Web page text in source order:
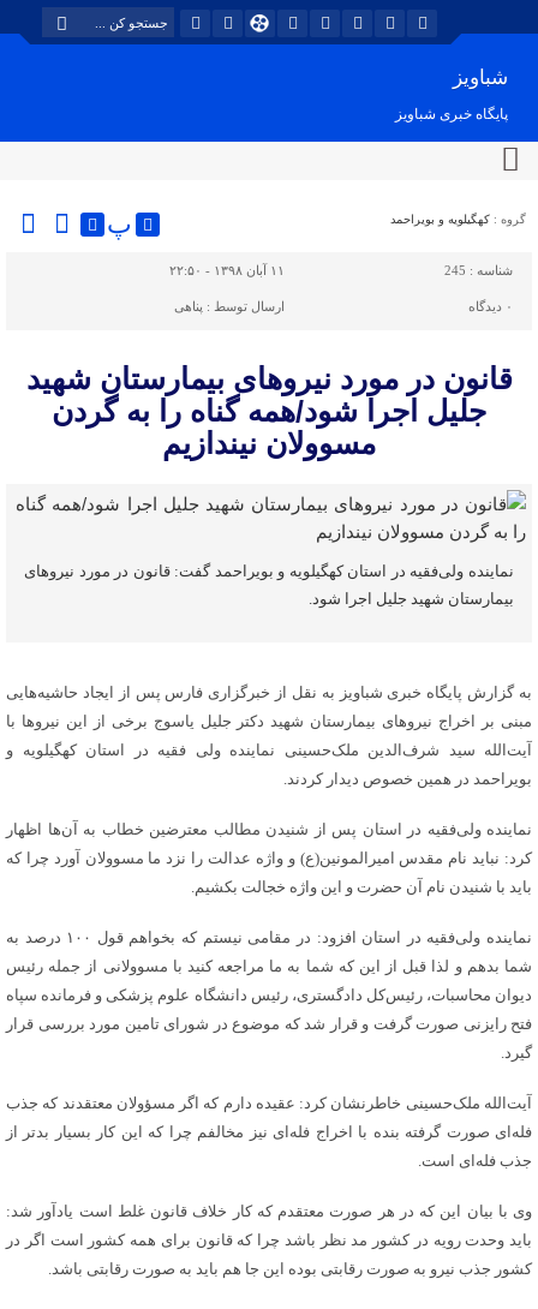
شباویز
پایگاه خبری شباویز
گروه : کهگیلویه و بویراحمد پ
شناسه : 245 ۱۱ آبان ۱۳۹۸ - ۲۲:۵۰
۰ دیدگاه ارسال توسط : پناهی
قانون در مورد نیروهای بیمارستان شهید
جلیل اجرا شود/همه گناه را به گردن
مسوولان نیندازیم
نماینده ولی‌فقیه در استان کهگیلویه و بویراحمد گفت: قانون در مورد نیروهای
بیمارستان شهید جلیل اجرا شود.
به گزارش پایگاه خبری شباویز به نقل از خبرگزاری فارس پس از ایجاد حاشیه‌هایی
مبنی بر اخراج نیروهای بیمارستان شهید دکتر جلیل یاسوج برخی از این نیروها با
آیت‌الله سید شرف‌الدین ملک‌حسینی نماینده ولی فقیه در استان کهگیلویه و
بویراحمد در همین خصوص دیدار کردند.
نماینده ولی‌فقیه در استان پس از شنیدن مطالب معترضین خطاب به آن‌ها اظهار
کرد: نباید نام مقدس امیرالمونین(ع) و واژه عدالت را نزد ما مسوولان آورد چرا که
باید با شنیدن نام آن حضرت و این واژه خجالت بکشیم.
نماینده ولی‌فقیه در استان افزود: در مقامی نیستم که بخواهم قول ۱۰۰ درصد به
شما بدهم و لذا قبل از این که شما به ما مراجعه کنید با مسوولانی از جمله رئیس
دیوان محاسبات، رئیس‌کل دادگستری، رئیس دانشگاه علوم پزشکی و فرمانده سپاه
فتح رایزنی صورت گرفت و قرار شد که موضوع در شورای تامین مورد بررسی قرار
گیرد.
آیت‌الله ملک‌حسینی خاطرنشان کرد: عقیده دارم که اگر مسؤولان معتقدند که جذب
فله‌ای صورت گرفته بنده با اخراج فله‌ای نیز مخالفم چرا که این کار بسیار بدتر از
جذب فله‌ای است.
وی با بیان این که در هر صورت معتقدم که کار خلاف قانون غلط است یادآور شد:
باید وحدت رویه در کشور مد نظر باشد چرا که قانون برای همه کشور است اگر در
کشور جذب نیرو به صورت رقابتی بوده این جا هم باید به صورت رقابتی باشد.